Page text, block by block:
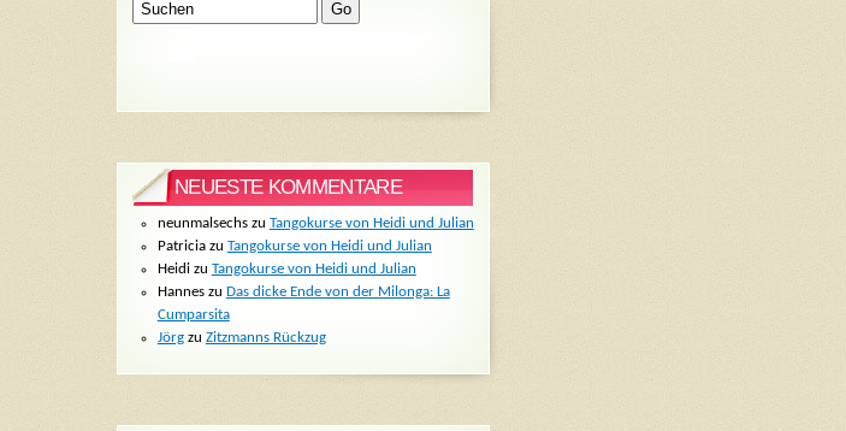
NEUESTE KOMMENTARE
neunmalsechszu Tangokurse von Heidi und Julian
Patriciazu Tangokurse von Heidi und Julian
Heidizu Tangokurse von Heidi und Julian
Hanneszu Das dicke Ende von der Milonga: La
Cumparsita
Jörgzu Zitzmanns Rückzug